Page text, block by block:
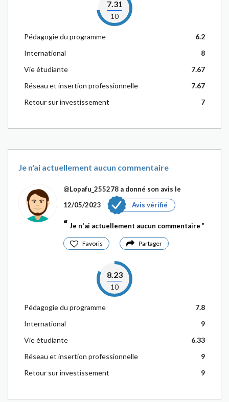
7.31
10
Pédagogie du programme
6.2
International
8
Vie étudiante
7.67
Réseau et insertion professionnelle
7.67
Retour sur investissement
7
Je n'ai actuellement aucun commentaire
@Lopafu_255278 a donné son avis le
12/05/2023
Avis vérifié
Je n'ai actuellement aucun commentaire
Favoris Partager
8.23
10
Pédagogie du programme
7.8
International
9
Vie étudiante
6.33
Réseau et insertion professionnelle
9
Retour sur investissement
9